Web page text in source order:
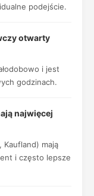
podejście.
otwarty
i jest
godzinach.
najwięcej
Kaufland) mają
i często lepsze